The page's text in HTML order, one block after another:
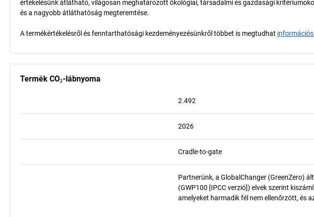
értékelésünk átlátható, világosan meghatározott ökológiai, társadalmi és gazdasági
és a nagyobb átláthatóság megteremtése.
A termékértékelésről és fenntarthatósági kezdeményezésünkről többet is megtudhat
Termék CO₂-lábnyoma
2.492
2026
Cradle-to-gate
Partnerünk, a GlobalChanger (GreenZero)
(GWP100 [IPCC verzió]) elvek szerint
amelyeket harmadik fél nem ellenőrzött, és